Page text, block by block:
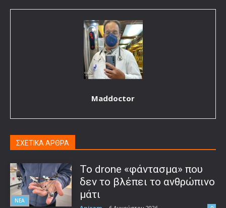
Maddoctor
ΣΧΕΤΙΚΑ ΑΡΘΡΑ
ΝΕΑ
Το drone «φάντασμα» που
δεν το βλέπει το ανθρώπινο
μάτι